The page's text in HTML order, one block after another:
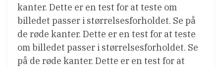
kanter. Dette er en test for at teste om
billedet passer i størrelsesforholdet. Se på
de røde kanter. Dette er en test for at teste
om billedet passer i størrelsesforholdet. Se
på de røde kanter. Dette er en test for at